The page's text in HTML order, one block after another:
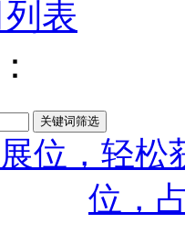
表
位，轻松
位，